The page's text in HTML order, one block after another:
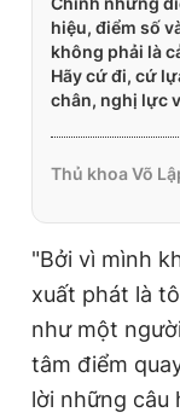
hiệu, điểm số
không phải là
Hãy cứ đi, cứ
chân, nghị lực
Thủ khoa Võ
"Bởi vì mình
xuất phát là
như một
tâm điểm
lời những câu